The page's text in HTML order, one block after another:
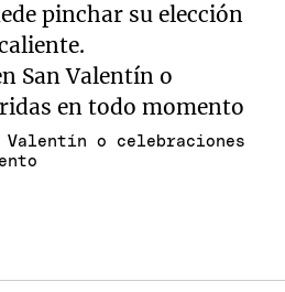
pinchar su elección
Valentín o celebraciones